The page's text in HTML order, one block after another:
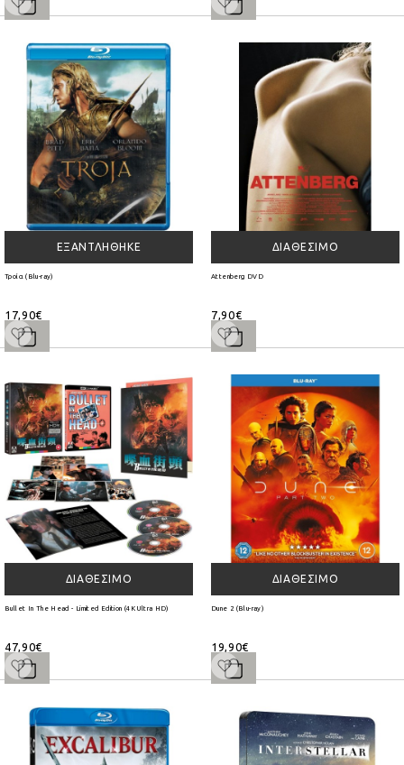
ΕΞΑΝΤΛΉΘΗΚΕ
Τροία (Blu-ray)
17,90€
ΔΙΑΘΈΣΙΜΟ
Attenberg DVD
7,90€
ΔΙΑΘΈΣΙΜΟ
Bullet In The Head - Limited Edition (4K Ultra HD)
47,90€
ΔΙΑΘΈΣΙΜΟ
Dune 2 (Blu-ray)
19,90€